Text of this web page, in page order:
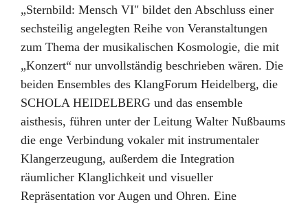
„Sternbild: Mensch VI" bildet den Abschluss einer
sechsteilig angelegten Reihe von Veranstaltungen
zum Thema der musikalischen Kosmologie, die mit
„Konzert“ nur unvollständig beschrieben wären. Die
beiden Ensembles des KlangForum Heidelberg, die
SCHOLA HEIDELBERG und das ensemble
aisthesis, führen unter der Leitung Walter Nußbaums
die enge Verbindung vokaler mit instrumentaler
Klangerzeugung, außerdem die Integration
räumlicher Klanglichkeit und visueller
Repräsentation vor Augen und Ohren. Eine